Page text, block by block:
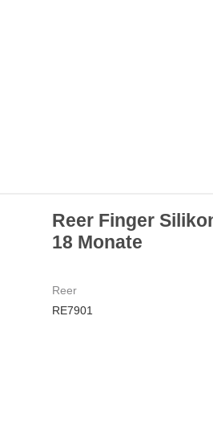
Reer Finger
18 Monate
Reer
RE7901